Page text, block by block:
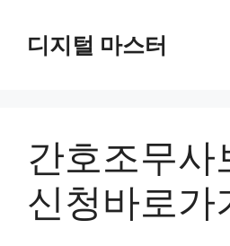
디지털 마스터
간호조무사
신청바로가